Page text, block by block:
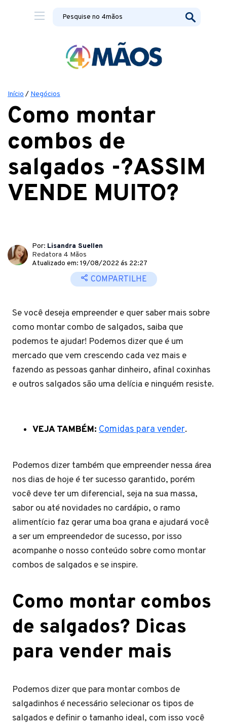
Início / Negócios
Como montar
combos de
salgados -?ASSIM
VENDE MUITO?
Por: Lisandra Suellen
Redatora 4 Mãos
Atualizado em: 19/08/2022 ás 22:27
COMPARTILHE
Se você deseja empreender e quer saber mais sobre
como montar combo de salgados, saiba que
podemos te ajudar! Podemos dizer que é um
mercado que vem crescendo cada vez mais e
fazendo as pessoas ganhar dinheiro, afinal coxinhas
e outros salgados são uma delícia e ninguém resiste.
VEJA TAMBÉM: Comidas para vender.
Podemos dizer também que empreender nessa área
nos dias de hoje é ter sucesso garantido, porém
você deve ter um diferencial, seja na sua massa,
sabor ou até novidades no cardápio, o ramo
alimentício faz gerar uma boa grana e ajudará você
a ser um empreendedor de sucesso, por isso
acompanhe o nosso conteúdo sobre como montar
combos de salgados e se inspire.
Como montar combos
de salgados? Dicas
para vender mais
Podemos dizer que para montar combos de
salgadinhos é necessário selecionar os tipos de
salgados e definir o tamanho ideal, com isso você